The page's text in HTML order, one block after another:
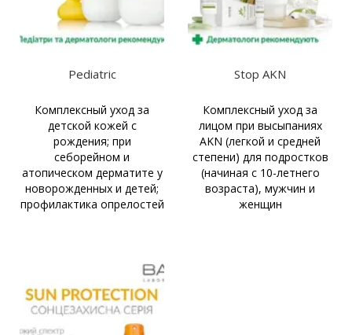
Pediatric
Комплексный уход за
детской кожей с
рождения; при
себорейном и
атопическом дерматите у
новорожденных и детей;
профилактика опрелостей
Stop AKN
Комплексный уход за
лицом при высыпаниях
AKN (легкой и средней
степени) для подростков
(начиная с 10-летнего
возраста), мужчин и
женщин